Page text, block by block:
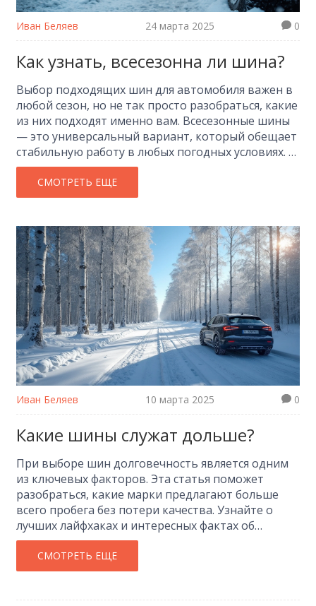
Иван Беляев 24 марта 2025 0
Как узнать, всесезонна ли шина?
Выбор подходящих шин для автомобиля важен в
любой сезон, но не так просто разобраться, какие
из них подходят именно вам. Всесезонные шины
— это универсальный вариант, который обещает
стабильную работу в любых погодных условиях. В
статье мы расскажем, как отличить такие шины
от других и какие факторы стоит учитывать при
выборе. Обозначим значки и маркировки,
всесезонные шины.
СМОТРЕТЬ ЕЩЕ
Иван Беляев 10 марта 2025 0
Какие шины служат дольше?
При выборе шин долговечность является одним
из ключевых факторов. Эта статья поможет
разобраться, какие марки предлагают больше
всего пробега без потери качества. Узнайте о
лучших лайфхаках и интересных фактах об
увеличении срока службы шин. Прочитайте о
тестах и мнениях автолюбителей, чтобы сделать
осознанный выбор для вашего автомобиля.
СМОТРЕТЬ ЕЩЕ